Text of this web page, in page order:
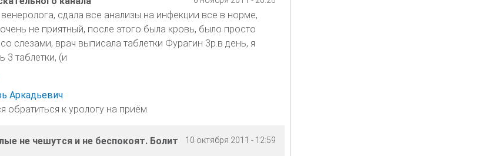
сдала все анализы на инфекции все в норме,
не приятный, после этого была кровь, было просто
слезами, врач выписала таблетки Фурагин 3р.в день, я
3 таблетки, (и
Аркадьевич
обратиться к урологу на приём.
10 октября 2011 - 12:59
не чешутся и не беспокоят. Болит